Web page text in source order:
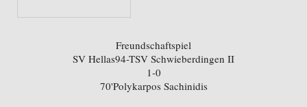
Freundschaftspiel
SV Hellas94-TSV Schwieberdingen II
1-0
70'Polykarpos Sachinidis